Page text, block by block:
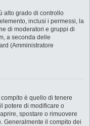
alto grado di controllo
inclusi i permessi, la
di moderatori e gruppi di
a seconda delle
(Amministratore
è quello di tenere
potere di modificare o
spostare o rimuovere
Generalmente il compito dei